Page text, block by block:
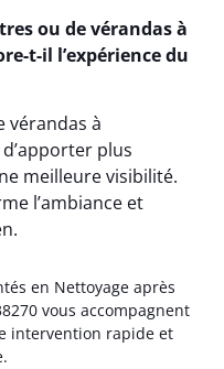
ou de vérandas à
t-il l’expérience du
vérandas à
plus
meilleure visibilité.
l’ambiance et
en Nettoyage après
vous accompagnent
intervention rapide et